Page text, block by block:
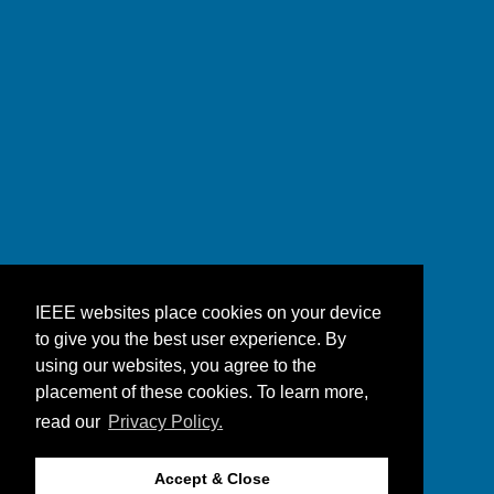
IEEE websites place cookies on your device
to give you the best user experience. By
using our websites, you agree to the
placement of these cookies. To learn more,
read our Privacy Policy.
Accept & Close